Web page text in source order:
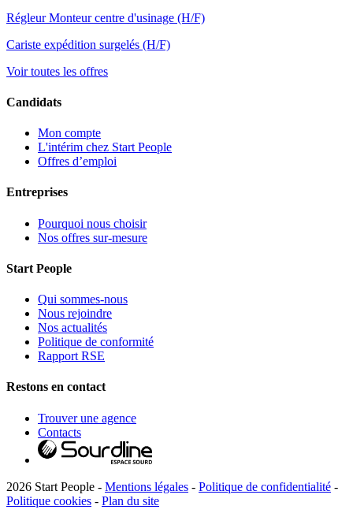
Régleur Monteur centre d'usinage (H/F)
Cariste expédition surgelés (H/F)
Voir toutes les offres
Candidats
Mon compte
L'intérim chez Start People
Offres d’emploi
Entreprises
Pourquoi nous choisir
Nos offres sur-mesure
Start People
Qui sommes-nous
Nous rejoindre
Nos actualités
Politique de conformité
Rapport RSE
Restons en contact
Trouver une agence
Contacts
2026 Start People - Mentions légales - Politique de confidentialité -
Politique cookies - Plan du site